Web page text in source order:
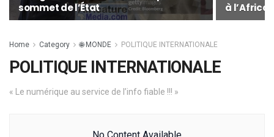
sommet de l’État
à l’Africa
Home Category 🌐 MONDE POLITIQUE INTERNATIONALE
POLITIQUE INTERNATIONALE
« Le numérique au service de l’info fiable !!! »
No Content Available